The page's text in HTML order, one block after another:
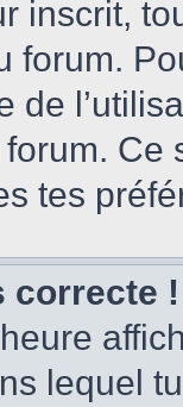
inscrit,
forum.
de
Ce
tes
correcte !
lequel